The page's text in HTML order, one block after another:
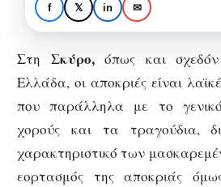
ΤΑΞΊΔΙΑ
Απόκριες στη
f 𝕏 in ✉
Στη Σκύρο,όπως και
Ελλάδα, οι αποκριές είναι
που παράλληλα με το
χορούς και τα τραγούδια,
χαρακτηριστικό των
εορτασμός της αποκριάς